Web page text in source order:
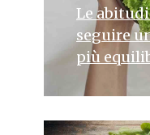
Le
seguire
più